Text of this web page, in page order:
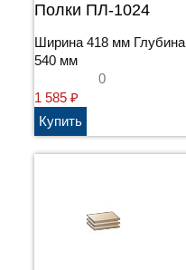
Полки ПЛ-1024
Ширина 418 мм Глубина
540 мм
0
1 585 ₽